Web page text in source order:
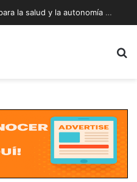
Movilidad física: una aliada para la salud y la autonomía a cualquier edad